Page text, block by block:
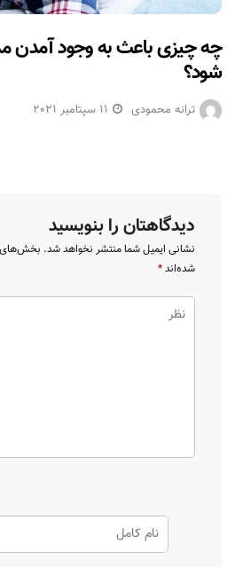
چه چیزی باعث به وجود آمدن
شود؟
ترانه محمودی 11 سپتامبر 2021
دیدگاهتان را بنویسید
نشانی ایمیل شما منتشر نخواهد شد. بخش‌های
شده‌اند*